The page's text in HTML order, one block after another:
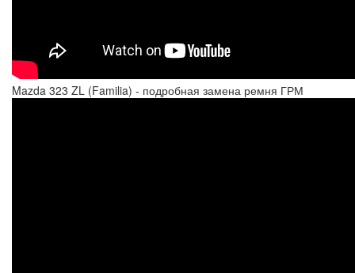
Mazda 323 ZL (Familia) - подробная замена ремня ГРМ